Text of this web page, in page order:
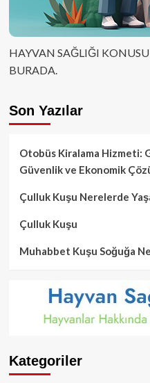
HAYVAN SAĞLIĞI
BURADA.
Son Yazılar
Otobüs Kiralama Hizmeti:
Güvenlik ve Ekonomik
Çulluk Kuşu Nerelerde
Çulluk Kuşu
Muhabbet Kuşu Soğuğa
Kategoriler